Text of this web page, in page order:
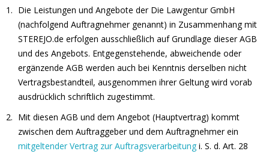
Die Leistungen und Angebote der Die Lawgentur GmbH
(nachfolgend Auftragnehmer genannt) in Zusammenhang mit
STEREJO.de erfolgen ausschließlich auf Grundlage dieser AGB
und des Angebots. Entgegenstehende, abweichende oder
ergänzende AGB werden auch bei Kenntnis derselben nicht
Vertragsbestandteil, ausgenommen ihrer Geltung wird vorab
ausdrücklich schriftlich zugestimmt.
Mit diesen AGB und dem Angebot (Hauptvertrag) kommt
zwischen dem Auftraggeber und dem Auftragnehmer ein
mitgeltender Vertrag zur Auftragsverarbeitung i. S. d. Art. 28